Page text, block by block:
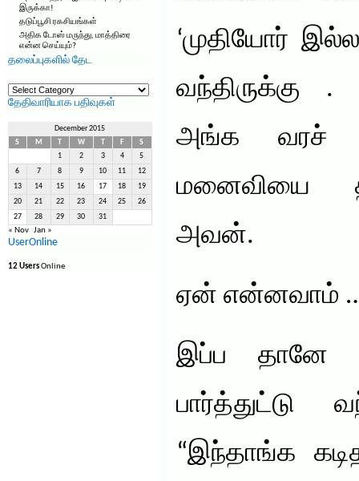
இருக்கா!
தடுப்பூசி ரகசியங்கள்
அதிக டோஸ் மருந்து, மாத்திரை
என்ன செய்யும்?
தலைப்புகளில் தேட
தலைப்புகளில்
தேட
தேதிவாரியாக பதிவுகள்
December 2015
S
M W F
S
1
2 3 4 5
6 7 8 9 10 11 12
13 14 15 16 17 18 19
20 21 22 23 24 25 26
27 28 29 30 31
« Nov Jan »
UserOnline
12 UsersOnline
‘முதியோர்
வந்திருக்கு
அங்க வரச்
மனைவியை
அவன்.
ஏன் என்னவாம்
இப்ப தானே
பார்த்துட்டு
“இந்தாங்க